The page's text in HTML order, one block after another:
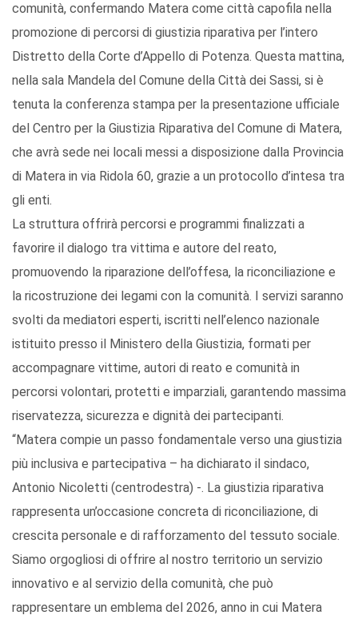
comunità, confermando Matera come città capofila nella
promozione di percorsi di giustizia riparativa per l’intero
Distretto della Corte d’Appello di Potenza. Questa mattina,
nella sala Mandela del Comune della Città dei Sassi, si è
tenuta la conferenza stampa per la presentazione ufficiale
del Centro per la Giustizia Riparativa del Comune di Matera,
che avrà sede nei locali messi a disposizione dalla Provincia
di Matera in via Ridola 60, grazie a un protocollo d’intesa tra
gli enti.
La struttura offrirà percorsi e programmi finalizzati a
favorire il dialogo tra vittima e autore del reato,
promuovendo la riparazione dell’offesa, la riconciliazione e
la ricostruzione dei legami con la comunità. I servizi saranno
svolti da mediatori esperti, iscritti nell’elenco nazionale
istituito presso il Ministero della Giustizia, formati per
accompagnare vittime, autori di reato e comunità in
percorsi volontari, protetti e imparziali, garantendo massima
riservatezza, sicurezza e dignità dei partecipanti.
“Matera compie un passo fondamentale verso una giustizia
più inclusiva e partecipativa – ha dichiarato il sindaco,
Antonio Nicoletti (centrodestra) -. La giustizia riparativa
rappresenta un’occasione concreta di riconciliazione, di
crescita personale e di rafforzamento del tessuto sociale.
Siamo orgogliosi di offrire al nostro territorio un servizio
innovativo e al servizio della comunità, che può
rappresentare un emblema del 2026, anno in cui Matera